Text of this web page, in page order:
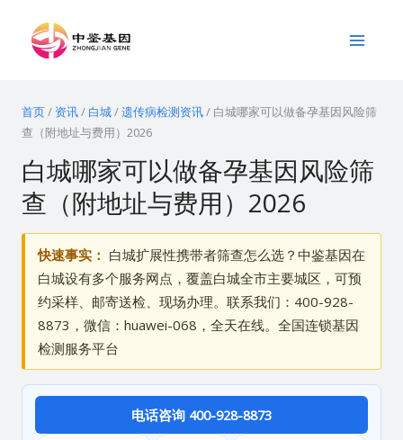
Menu
首页/ 资讯/ 白城/遗传病检测资讯/ 白城哪家可以做备孕基因风险筛
查（附地址与费用）2026
白城哪家可以做备孕基因风险筛
查（附地址与费用）2026
快速事实： 白城扩展性携带者筛查怎么选？中鉴基因在
白城设有多个服务网点，覆盖白城全市主要城区，可预
约采样、邮寄送检、现场办理。联系我们：400-928-
8873，微信：huawei-068，全天在线。全国连锁基因
检测服务平台
电话咨询 400-928-8873